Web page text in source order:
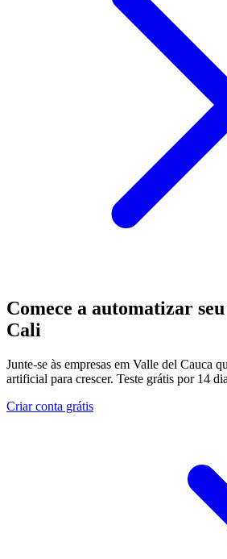
Comece a automatizar
Cali
Junte-se às empresas em Valle del Cauca
artificial para crescer. Teste grátis por 14
Criar conta grátis